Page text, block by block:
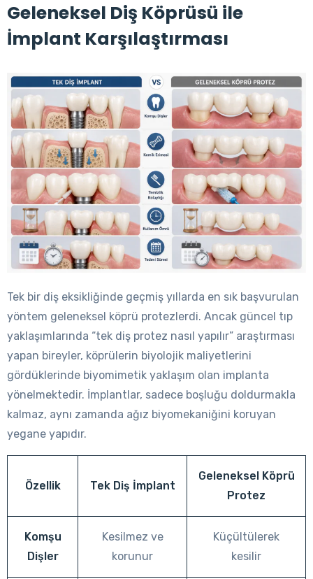
Geleneksel Diş Köprüsü ile
İmplant Karşılaştırması
Tek bir diş eksikliğinde geçmiş yıllarda en sık başvurulan
yöntem geleneksel köprü protezlerdi. Ancak güncel tıp
yaklaşımlarında “tek diş protez nasıl yapılır” araştırması
yapan bireyler, köprülerin biyolojik maliyetlerini
gördüklerinde biyomimetik yaklaşım olan implanta
yönelmektedir. İmplantlar, sadece boşluğu doldurmakla
kalmaz, aynı zamanda ağız biyomekaniğini koruyan
yegane yapıdır.
Özellik Tek Diş İmplant
Geleneksel Köprü
Protez
Komşu
Dişler
Kesilmez ve
korunur
Küçültülerek
kesilir